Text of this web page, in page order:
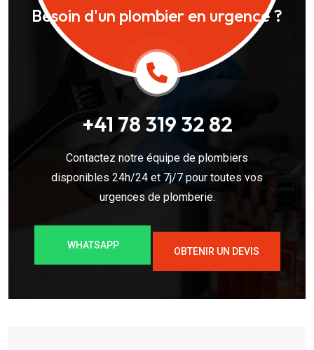
Besoin d'un plombier en urgence ?
+41 78 319 32 82
Contactez notre équipe de plombiers
disponibles 24h/24 et 7j/7 pour toutes vos
urgences de plomberie.
WHATSAPP
OBTENIR UN DEVIS